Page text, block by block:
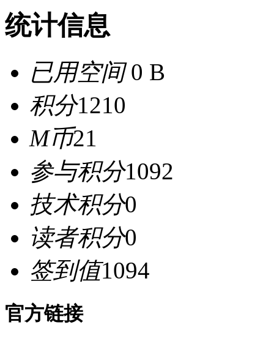
统计信息
已用空间0 B
积分1210
M币21
参与积分1092
技术积分0
读者积分0
签到值1094
官方链接